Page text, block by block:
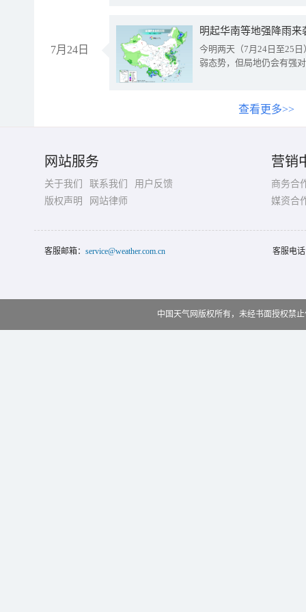
7月24日
明起华南等地强降雨
今明两天（7月24日至25
弱态势，但局地仍会有强
查看更多>>
网站服务
关于我们 联系我们
用户反馈
版权声明
网站律师
营销
商务合
媒资合
客服邮箱： service@weather.com.cn 客服电
中国天气网版权所有，未经书面授权